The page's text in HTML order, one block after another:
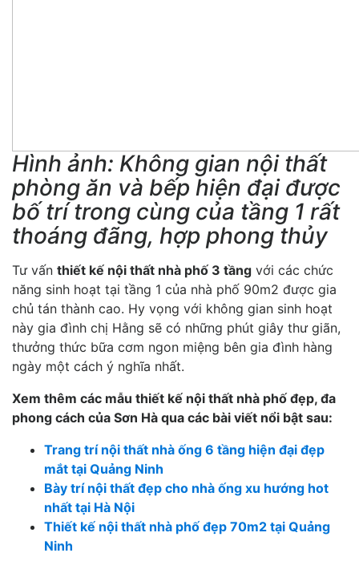
Hình ảnh: Không gian nội thất
phòng ăn và bếp hiện đại được
bố trí trong cùng của tầng 1 rất
thoáng đãng, hợp phong thủy
Tư vấn thiết kế nội thất nhà phố 3 tầng với các chức
năng sinh hoạt tại tầng 1 của nhà phố 90m2 được gia
chủ tán thành cao. Hy vọng với không gian sinh hoạt
này gia đình chị Hằng sẽ có những phút giây thư giãn,
thưởng thức bữa cơm ngon miệng bên gia đình hàng
ngày một cách ý nghĩa nhất.
Xem thêm các mẫu thiết kế nội thất nhà phố đẹp, đa
phong cách của Sơn Hà qua các bài viết nổi bật sau:
Trang trí nội thất nhà ống 6 tầng hiện đại đẹp
mắt tại Quảng Ninh
Bày trí nội thất đẹp cho nhà ống xu hướng hot
nhất tại Hà Nội
Thiết kế nội thất nhà phố đẹp 70m2 tại Quảng
Ninh